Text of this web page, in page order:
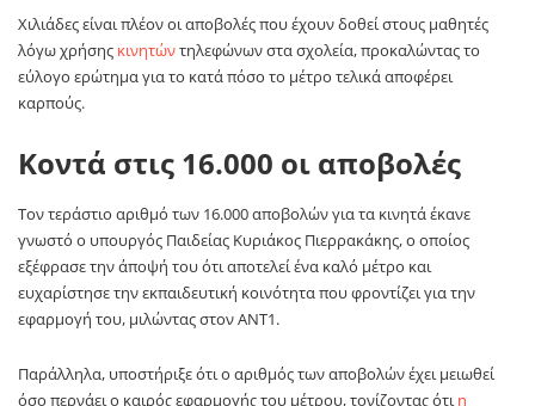
Χιλιάδες είναι πλέον οι αποβολές που έχουν δοθεί στους μαθητές
λόγω χρήσης κινητώντηλεφώνων στα σχολεία, προκαλώντας το
εύλογο ερώτημα για το κατά πόσο το μέτρο τελικά αποφέρει
καρπούς.
Κοντά στις 16.000 οι αποβολές
Τον τεράστιο αριθμό των 16.000 αποβολών για τα κινητά έκανε
γνωστό ο υπουργός Παιδείας Κυριάκος Πιερρακάκης, ο οποίος
εξέφρασε την άποψή του ότι αποτελεί ένα καλό μέτρο και
ευχαρίστησε την εκπαιδευτική κοινότητα που φροντίζει για την
εφαρμογή του, μιλώντας στον ΑΝΤ1.
Παράλληλα, υποστήριξε ότι ο αριθμός των αποβολών έχει μειωθεί
όσο περνάει ο καιρός εφαρμογής του μέτρου, τονίζοντας ότιη